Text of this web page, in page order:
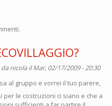
nicolail Mar, 02/17/2009 - 20:30
al gruppo e vorrei il tuo parere,
per le costruzioni ci siano e che a